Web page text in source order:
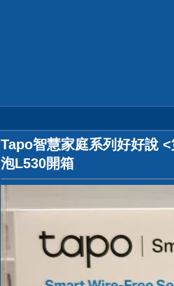
Tapo智慧家庭系列好好說
泡L530開箱